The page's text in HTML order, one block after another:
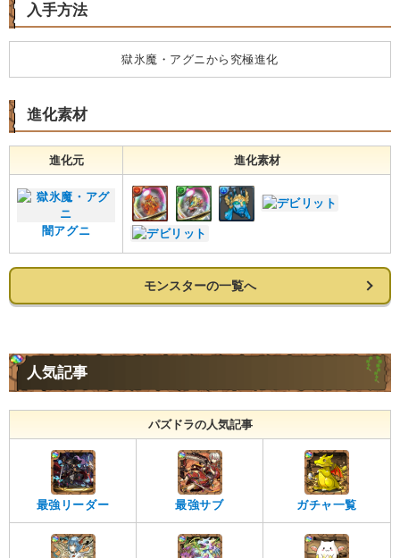
入手方法
獄氷魔・アグニから究極進化
進化素材
進化元 進化素材
闇アグニ
モンスターの一覧へ
人気記事
パズドラの人気記事
最強リーダー 最強サブ ガチャ一覧